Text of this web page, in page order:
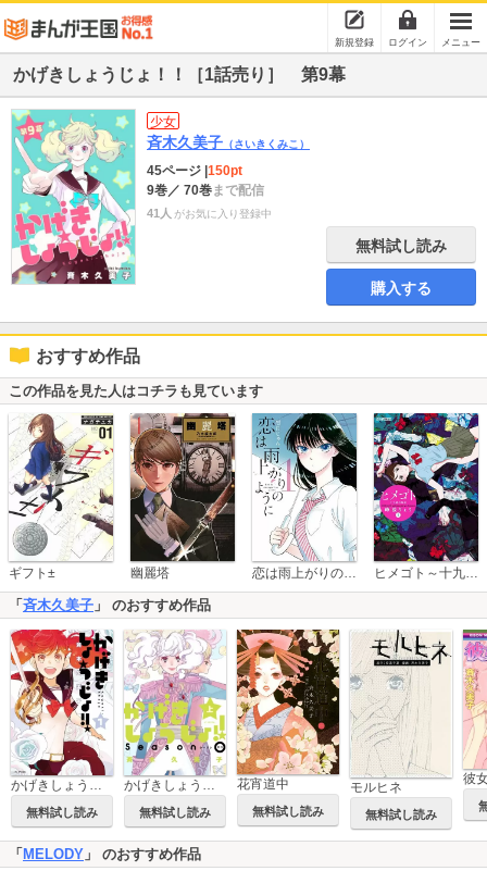
新規登録 ログイン メニュー
かげきしょうじょ！！［1話売り］ 第9幕
少女
斉木久美子 （さいきくみこ）
45ページ 150pt
9巻／ 70巻まで配信
41人 がお気に入り登録中
無料試し読み
購入する
おすすめ作品
この作品を見た人はコチラも見ています
ギフト± 幽麗塔 恋は雨上がりのように ヒメゴト～十九歳の制服～
「 斉木久美子 」 のおすすめ作品
無料試し読み 無料試し読み
花宵道中
無料試し読み
モルヒネ
無料試し読み
彼
「 MELODY 」 のおすすめ作品